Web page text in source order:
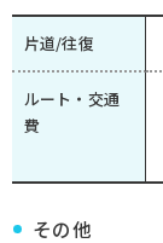
片道/往復
ルート・交通
費
その他